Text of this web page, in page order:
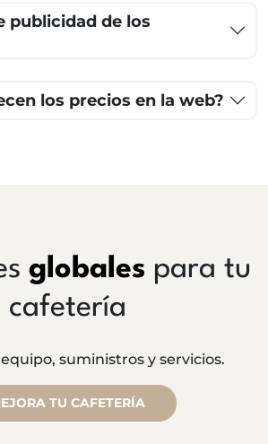
publicidad de los
los precios en la web?
globales para tu
cafetería
suministros y servicios.
TU CAFETERÍA